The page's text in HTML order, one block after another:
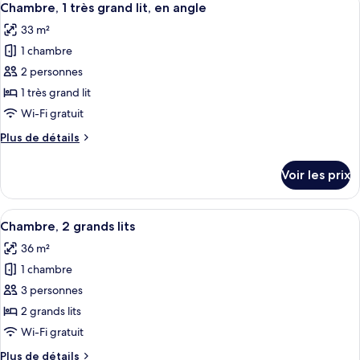
lit
de
Chambre,
grand
lit
toutes
les
photos
pour
ce
type
chambre :
très
grand
lit,
en
angle
4
Chambre, 1 très grand lit, en angle
33 m²
1 chambre
2 personnes
1 très grand lit
Wi-Fi gratuit
Plus de détails
Plus
le
type
de
Chambre,
grand
lit,
en
angle
Voir les prix
Afficher
toutes
les
photos
pour
ce
type
Une chambre d’hôtel avec un
4
Chambre, 2 grands lits
36 m²
1 chambre
3 personnes
2 grands lits
Wi-Fi gratuit
Plus de détails
Plus